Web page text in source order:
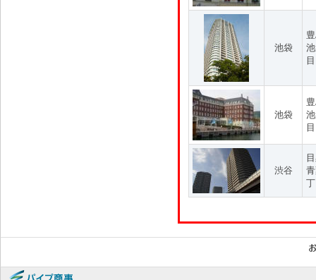
池袋
目
池袋
渋谷